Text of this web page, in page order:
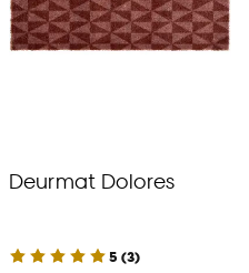
Deurmat Dolores
5 (3)